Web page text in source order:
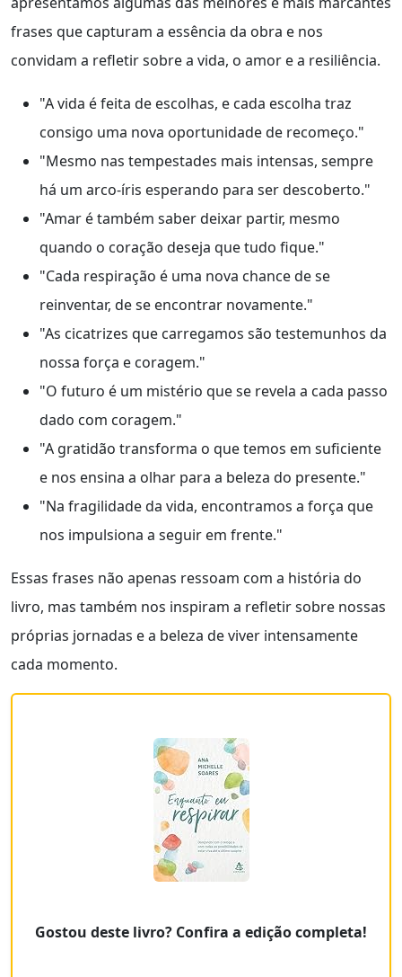
frases que capturam a essência da obra e nos
convidam a refletir sobre a vida, o amor e a resiliência.
"A vida é feita de escolhas, e cada escolha traz
consigo uma nova oportunidade de recomeço."
"Mesmo nas tempestades mais intensas, sempre
há um arco-íris esperando para ser descoberto."
"Amar é também saber deixar partir, mesmo
quando o coração deseja que tudo fique."
"Cada respiração é uma nova chance de se
reinventar, de se encontrar novamente."
"As cicatrizes que carregamos são testemunhos da
nossa força e coragem."
"O futuro é um mistério que se revela a cada passo
dado com coragem."
"A gratidão transforma o que temos em suficiente
e nos ensina a olhar para a beleza do presente."
"Na fragilidade da vida, encontramos a força que
nos impulsiona a seguir em frente."
Essas frases não apenas ressoam com a história do
livro, mas também nos inspiram a refletir sobre nossas
próprias jornadas e a beleza de viver intensamente
cada momento.
Gostou deste livro? Confira a edição completa!